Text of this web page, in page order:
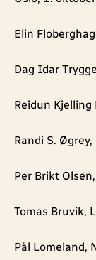
Elin
Dag Idar
Reidun
Randi S.
Per Brikt
Tomas Bruvik,
Pål Lomeland,